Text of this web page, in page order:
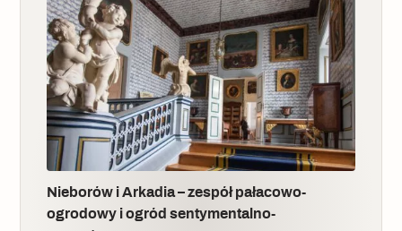
Nieborów i Arkadia – zespół pałacowo-
ogrodowy i ogród sentymentalno-